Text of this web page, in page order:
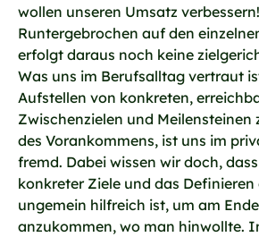
wollen unseren Umsatz
Runtergebrochen auf den
erfolgt daraus noch keine
Was uns im Berufsalltag vertraut
Aufstellen von konkreten,
Zwischenzielen und Meilensteinen
des Vorankommens, ist uns im
fremd. Dabei wissen wir doch,
konkreter Ziele und das
ungemein hilfreich ist, um am
anzukommen, wo man hinwollte.